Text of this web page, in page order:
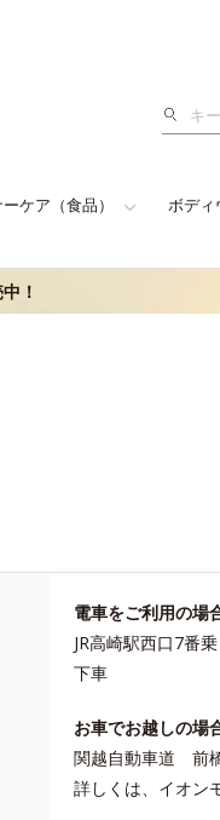
検
ケア（食品） ボディ
！
電車をご利用の場
JR高崎駅西口7番
下車
お車でお越しの場
関越自動車道 前
詳しくは、イオン